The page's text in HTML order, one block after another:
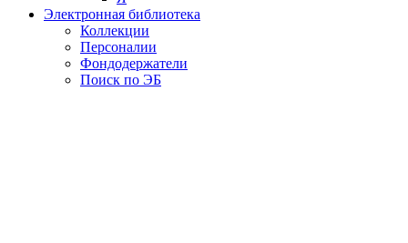
Электронная библиотека
Коллекции
Персоналии
Фондодержатели
Поиск по ЭБ